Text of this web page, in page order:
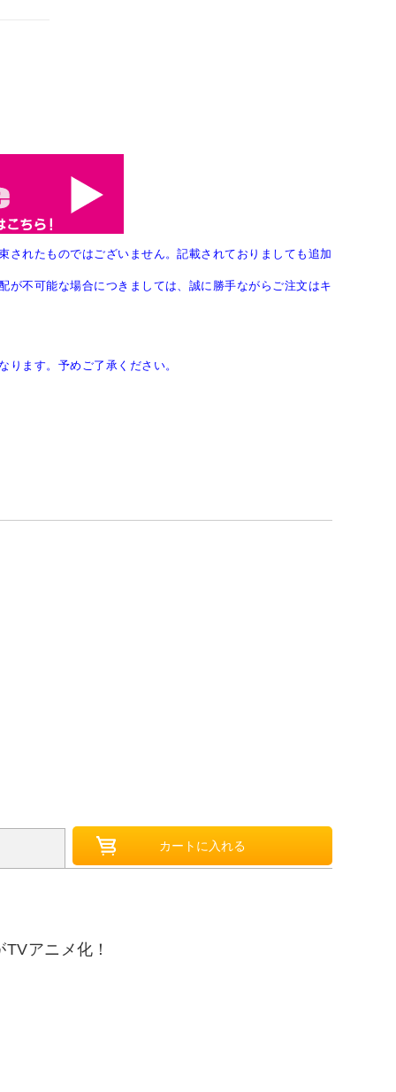
れたものではございません。記載されておりましても追加
不可能な場合につきましては、誠に勝手ながらご注文はキ
ます。予めご了承ください。
アニメ化！